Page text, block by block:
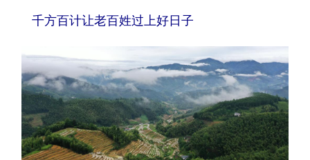
千方百计让老百姓过上好日子